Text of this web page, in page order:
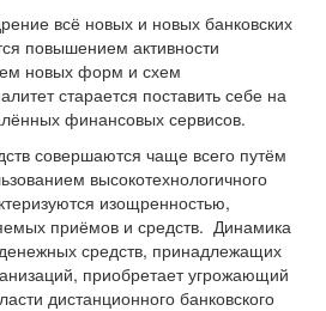
всё новых и новых банковских
повышением активности
новых форм и схем
старается поставить себе на
финансовых сервисов.
совершаются чаще всего путём
высокотехнологичного
изощренностью,
приёмов и средств. Динамика
средств, принадлежащих
приобретает угрожающий
дистанционного банковского